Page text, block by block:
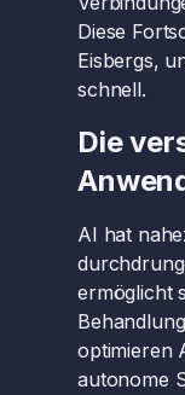
Diese
Eisbergs,
schnell.
Die
AI hat
ermöglicht
optimieren
autonome